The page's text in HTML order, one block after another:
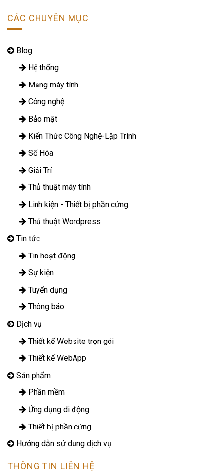
CÁC CHUYÊN MỤC
Blog
Hệ thống
Mạng máy tính
Công nghệ
Bảo mật
Kiến Thức Công Nghệ-Lập Trình
Số Hóa
Giải Trí
Thủ thuật máy tính
Linh kiện - Thiết bị phần cứng
Thủ thuật Wordpress
Tin tức
Tin hoạt động
Sự kiện
Tuyển dụng
Thông báo
Dịch vụ
Thiết kế Website trọn gói
Thiết kế WebApp
Sản phẩm
Phần mềm
Ứng dụng di động
Thiết bị phần cứng
Hướng dẫn sử dụng dịch vụ
THÔNG TIN LIÊN HỆ